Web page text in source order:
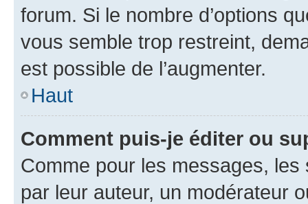
forum. Si le nombre d’options
vous semble trop restreint,
est possible de l’augmenter.
Haut
Comment puis-je éditer ou
Comme pour les messages,
par leur auteur, un modérateur